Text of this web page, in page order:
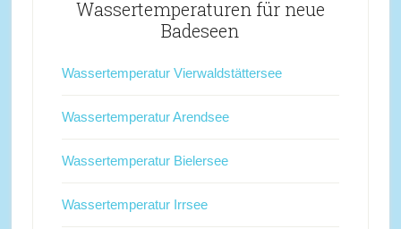
Wassertemperaturen für neue
Badeseen
Wassertemperatur Vierwaldstättersee
Wassertemperatur Arendsee
Wassertemperatur Bielersee
Wassertemperatur Irrsee